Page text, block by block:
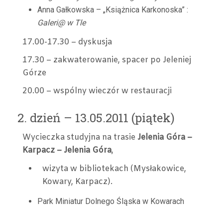
Anna Gałkowska – „Książnica Karkonoska” :
Galeri@ w Tle
17.00-17.30 – dyskusja
17.30 – zakwaterowanie, spacer po Jeleniej
Górze
20.00 – wspólny wieczór w restauracji
2. dzień – 13.05.2011 (piątek)
Wycieczka studyjna na trasie Jelenia Góra –
Karpacz – Jelenia Góra,
wizyta w bibliotekach (Mysłakowice,
Kowary, Karpacz).
Park Miniatur Dolnego Śląska w Kowarach